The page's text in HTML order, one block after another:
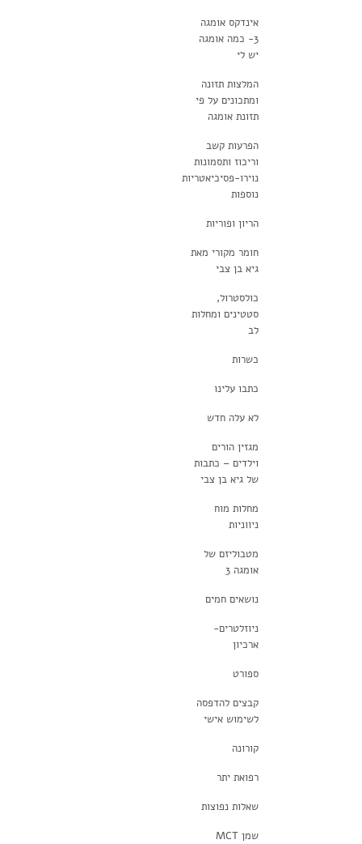
אינדקס אומגה
3- כמה אומגה
יש לי
המלצות תזונה
ומתכונים על פי
תזונת אומגה
הפרעות קשב
וריכוז ותסמונות
נוירו-פסיכיאטריות
נוספות
הריון ופוריות
חומר מקורי מאת
גיא בן צבי
כולסטרול,
סטטינים ומחלות
לב
כשרות
כתבו עלינו
לא עלה חדש
מגזין הורים
וילדים – כתבות
של גיא בן צבי
מחלות מוח
ניווניות
מטבוליזם של
אומגה 3
נושאים חמים
ניוזלטרים-
ארכיון
ספורט
קבצים להדפסה
לשימוש אישי
קורונה
רפואת יתר
שאלות נפוצות
שמן MCT